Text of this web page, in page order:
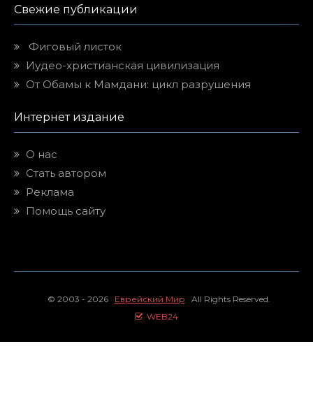
Свежие публикации
Фиговый листок
Иудео-христианская цивилизация
От Обамы к Мамдани: цикл разрушения
Интернет издание
О нас
Стать автором
Реклама
Помощь сайту
© 2003 - 2026 Еврейский Мир All Rights Reserved.
WEB24